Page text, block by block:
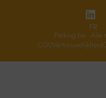
FR
Parking.be - Alle
CGUVertrouwelijkheid